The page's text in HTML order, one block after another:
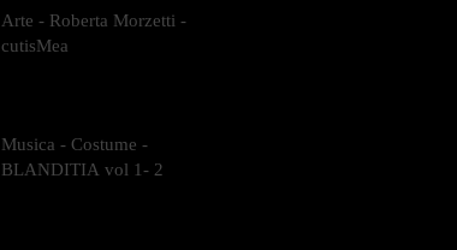
Arte - Roberta Morzetti -
cutisMea
Musica - Costume -
BLANDITIA vol 1- 2